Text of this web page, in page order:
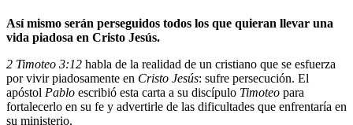
Así mismo serán perseguidos todos los que quieran llevar una
vida piadosa en Cristo Jesús.
2 Timoteo 3:12 habla de la realidad de un cristiano que se esfuerza
por vivir piadosamente en Cristo Jesús: sufre persecución. El
apóstol Pablo escribió esta carta a su discípulo Timoteo para
fortalecerlo en su fe y advertirle de las dificultades que enfrentaría en
su ministerio.